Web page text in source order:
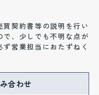
契約書等の説明を行い
で、少しでも不明な点が
営業担当におたずねく
合わせ